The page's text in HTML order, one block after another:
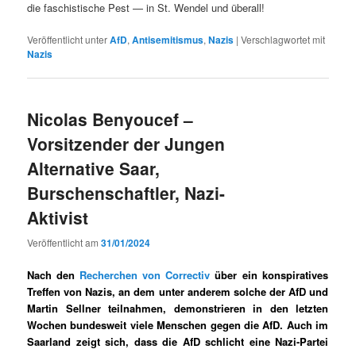
die faschis­tis­che Pest — in St. Wen­del und überall!
Veröffentlicht unterAfD,Antisemitismus,Nazis |Verschlagwortet mit
Nazis
Nicolas Benyoucef –
Vorsitzender der Jungen
Alternative Saar,
Burschenschaftler, Nazi-
Aktivist
Veröffentlicht am31/01/2024
Nach den Recherchen von Correctiv über ein konspiratives
Treffen von Nazis, an dem unter anderem solche der AfD und
Martin Sellner teilnahmen, demonstrieren in den letzten
Wochen bundesweit viele Menschen gegen die AfD. Auch im
Saarland zeigt sich, dass die AfD schlicht eine Nazi-Partei